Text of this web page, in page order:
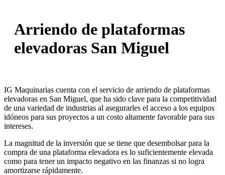
Arriendo de plataformas
elevadoras San Miguel
IG Maquinarias cuenta con el servicio de arriendo de plataformas
elevadoras en San Miguel, que ha sido clave para la competitividad
de una variedad de industrias al asegurarles el acceso a los equipos
idóneos para sus proyectos a un costo altamente favorable para sus
intereses.
La magnitud de la inversión que se tiene que desembolsar para la
compra de una plataforma elevadora es lo suficientemente elevada
como para tener un impacto negativo en las finanzas si no logra
amortizarse rápidamente.